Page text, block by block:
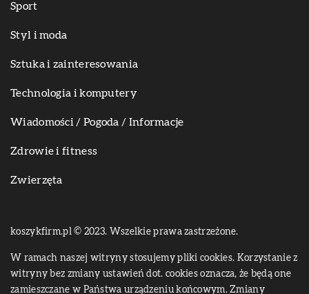
Sport
Styl i moda
Sztuka i zainteresowania
Technologia i komputery
Wiadomości / Pogoda / Informacje
Zdrowie i fitness
Zwierzęta
koszykfirm.pl © 2023. Wszelkie prawa zastrzeżone.
W ramach naszej witryny stosujemy pliki cookies. Korzystanie z
witryny bez zmiany ustawień dot. cookies oznacza, że będą one
zamieszczane w Państwa urządzeniu końcowym. Zmiany